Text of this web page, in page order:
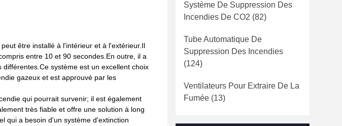
être installé à l'intérieur et à l'extérieur.Il
entre 10 et 90 secondes.En outre, il a
système est un excellent choix
gazeux et est approuvé par les
qui pourrait survenir; il est également
très fiable et offre une solution à long
qui a besoin d'un système d'extinction
Système De Suppression Des
Incendies De CO2 (82)
Tube Automatique De
Suppression Des Incendies
(124)
Ventilateurs Pour Extraire De La
Fumée (13)